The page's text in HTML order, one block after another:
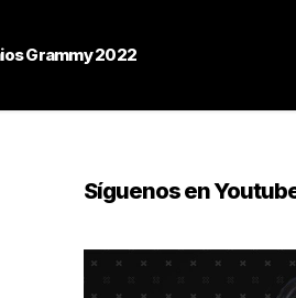
Grammy 2022
Síguenos en